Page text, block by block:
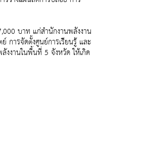
บาท แก่สำนักงานพลังงาน
การจัดตั้งศูนย์การเรียนรู้ และ
งงานในพื้นที่ 5 จังหวัด ให้เกิด